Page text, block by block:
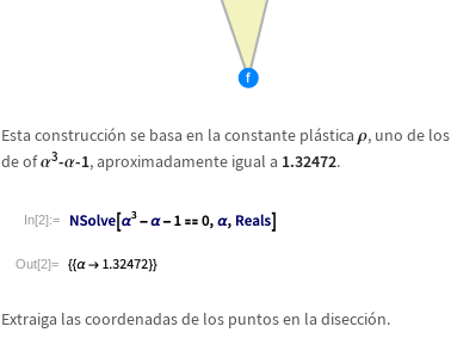
Esta construcción se basa en la constante plástica ρ, uno de los
de ofα3-α-1, aproximadamente igual a 1.32472.
In[2]:=
Out[2]=
Extraiga las coordenadas de los puntos en la disección.